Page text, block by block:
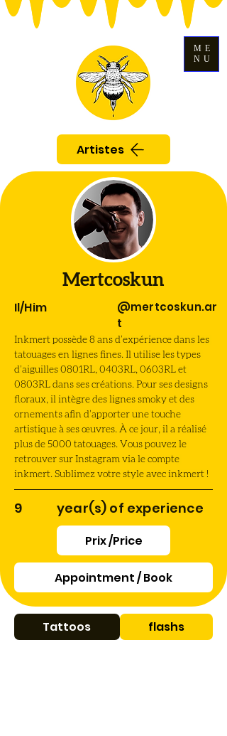
ME
NU
Artistes
Mertcoskun
Il/Him
@mertcoskun.ar
t
Inkmert possède 8 ans d’expérience dans les
tatouages en lignes fines. Il utilise les types
d’aiguilles 0801RL, 0403RL, 0603RL et
0803RL dans ses créations. Pour ses designs
floraux, il intègre des lignes smoky et des
ornements afin d’apporter une touche
artistique à ses œuvres. À ce jour, il a réalisé
plus de 5000 tatouages. Vous pouvez le
retrouver sur Instagram via le compte
inkmert. Sublimez votre style avec inkmert !
9 year(s) of experience
Prix /Price
Appointment / Book
Tattoos flashs